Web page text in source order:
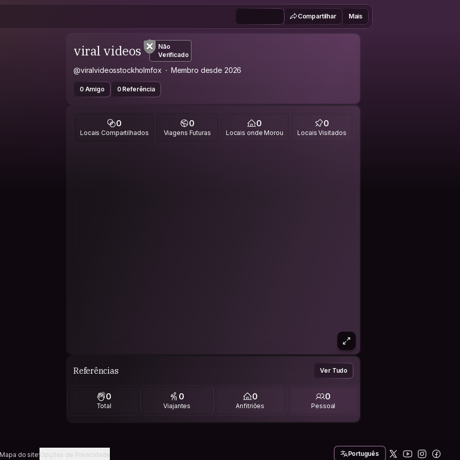
Compartilhar Mais
viral videos
Não
Verificado
@viralvideosstockholmfox Membro desde 2026
0 Amigo 0 Referência
0
Locais Compartilhados
0
Viagens Futuras
0
Locais onde Morou
0
Locais Visitados
Referências Ver Tudo
0
Total
0
Viajantes
0
Anfitriões
0
Pessoal
Mapa do siteOpções de Privacidade Português